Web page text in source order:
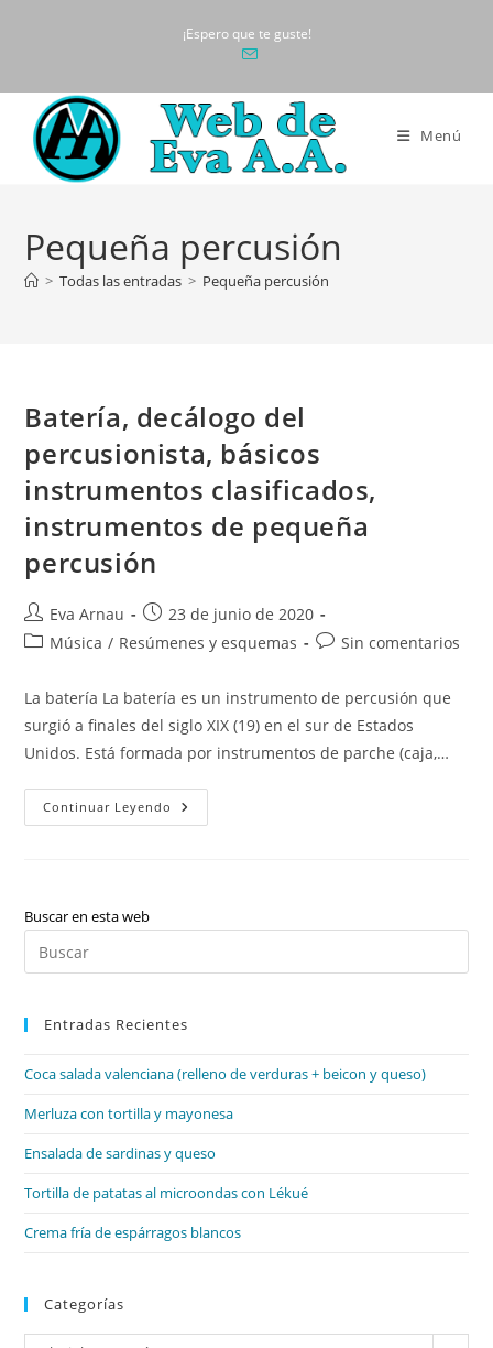
¡Espero que te guste!
Menú
Pequeña percusión
> Todas las entradas > Pequeña percusión
Batería, decálogo del
percusionista, básicos
instrumentos clasificados,
instrumentos de pequeña
percusión
Autor
de
Eva Arnau
Publicación
de
23 de junio de 2020
Categoría
la
entrada:
Música / Resúmenes y esquemas
Comentarios
la
entrada:
Sin comentarios
La batería La batería es un instrumento de percusión que
surgió a finales del siglo XIX (19) en el sur de Estados
Unidos. Está formada por instrumentos de parche (caja,…
Continuar Leyendo Batería,
Decálogo
De
Buscar en esta web
Entradas Recientes
Coca salada valenciana (relleno de verduras + beicon y queso)
Merluza con tortilla y mayonesa
Ensalada de sardinas y queso
Tortilla de patatas al microondas con Lékué
Crema fría de espárragos blancos
Categorías